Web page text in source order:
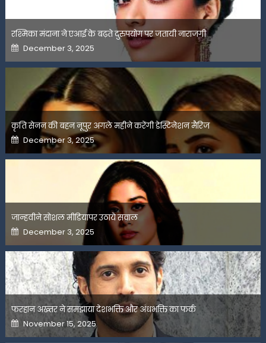
रश्मिका मंदाना ने एआई के बढ़ते दुरुपयोग पर जतायी नाराजगी
Posted
on
December 3, 2025
कृति सेनन की बहन नूपुर अगले महीने करेंगी डेस्टिनेशन मैरिज
Posted
on
December 3, 2025
जान्हवीने सोशल मीडियापर उठाये सवाल
Posted
on
December 3, 2025
फरहान अख्तर ने समझाया देशभक्ति और अंधभक्ति का फर्क
Posted
on
November 15, 2025